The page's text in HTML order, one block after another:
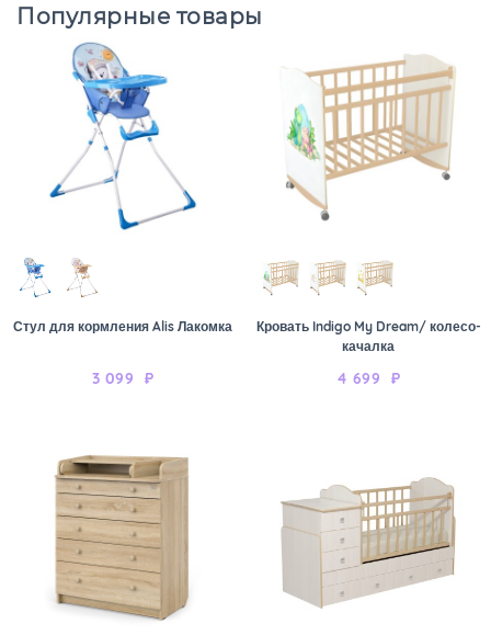
Популярные товары
Стул для кормления Alis Лакомка
3 099 ₽
Кровать Indigo My Dream/ колесо-
качалка
4 699 ₽